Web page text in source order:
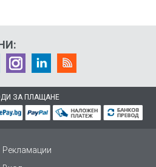
ЗА ПЛАЩАНЕ
Рекламации